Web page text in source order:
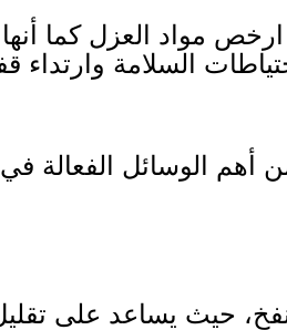
ارخص مواد العزل كما
السلامة وارتداء
أهم الوسائل الفعالة
حيث يساعد على